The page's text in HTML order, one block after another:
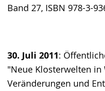
Band 27, ISBN 978-3-
30. Juli 2011:
"Neue Klosterwelten
Veränderungen und